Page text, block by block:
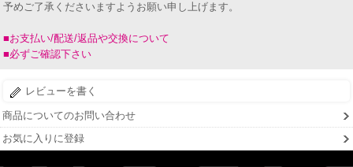
予めご了承くださいますようお願い申し上げます。
■お支払い/配送/返品や交換について
■必ずご確認下さい
レビューを書く
商品についてのお問い合わせ
お気に入りに登録